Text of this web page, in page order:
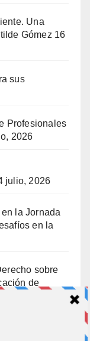
Una
Gómez 16
sus
Profesionales
2026
julio, 2026
la Jornada
en la
sobre
de